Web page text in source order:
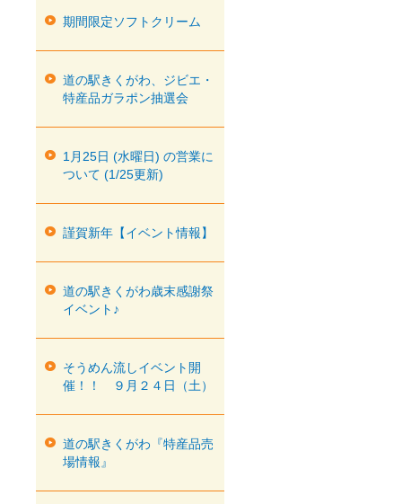
期間限定ソフトクリーム
道の駅きくがわ、ジビエ・
特産品ガラポン抽選会
1月25日 (水曜日) の営業に
ついて (1/25更新)
謹賀新年【イベント情報】
道の駅きくがわ歳末感謝祭
イベント♪
そうめん流しイベント開
催！！ ９月２４日（土）
道の駅きくがわ『特産品売
場情報』